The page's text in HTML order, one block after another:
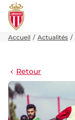
Accueil Actualités
Retour